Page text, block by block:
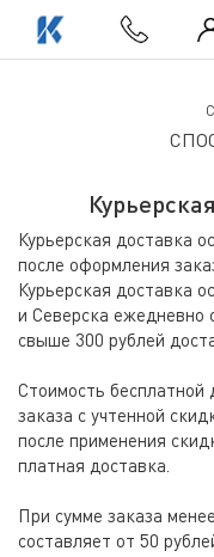
Курьерская доставка
после оформления
Курьерская доставка
и Северска ежедневно
свыше 300 рублей
Стоимость бесплатной
заказа с учтенной
после применения
платная доставка.
При сумме заказа
составляет от 50